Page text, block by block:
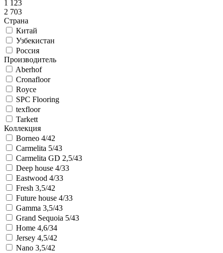
1 123
2 703
Страна
Китай
Узбекистан
Россия
Производитель
Aberhof
Cronafloor
Royce
SPC Flooring
texfloor
Tarkett
Коллекция
Borneo 4/42
Carmelita 5/43
Carmelita GD 2,5/43
Deep house 4/33
Eastwood 4/33
Fresh 3,5/42
Future house 4/33
Gamma 3,5/43
Grand Sequoia 5/43
Home 4,6/34
Jersey 4,5/42
Nano 3,5/42